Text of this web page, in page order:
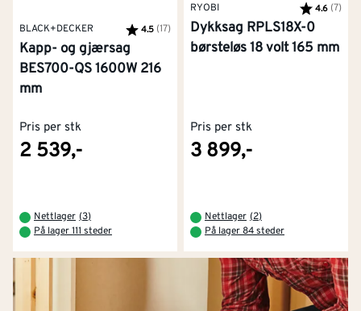
BLACK+DECKER Karakter:
4.5 (17) av 5 mulige
Kapp- og gjærsag
BES700-QS 1600W 216
mm
Pris per stk
2 539,-
Nettlager (3)
På lager 111 steder
RYOBI Karakter:
4.6 (7)
Dykksag RPLS18X-0
børsteløs 18 volt 165 mm
Pris per stk
3 899,-
Nettlager (2)
På lager 84 steder